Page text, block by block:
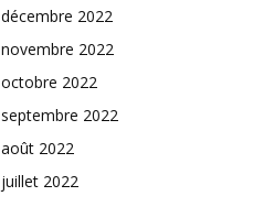
décembre 2022
novembre 2022
octobre 2022
septembre 2022
août 2022
juillet 2022